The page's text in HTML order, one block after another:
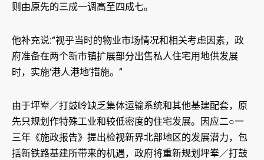
则由原先的三成一调高至四成七。
他补充说:“视乎当时的物业市场情况和相关考虑因素，政
府准备在两个新市镇扩展部分出售私人住宅用地供发展
时，实施‘港人港地’措施。”
由于坪𪨶／打鼓岭缺乏集体运输系统和其他基建配套，原
先只规划作特殊工业和较低密度的住宅发展。因应二○一
三年《施政报告》提出检视新界北部地区的发展潜力，包
括新铁路基建所带来的机遇，政府将重新规划坪𪨶／打鼓